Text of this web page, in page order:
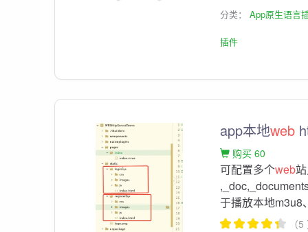
分类：App原生语言
插件
app本地web
购买 60
可配置多个web
于播放本地m3u8
（